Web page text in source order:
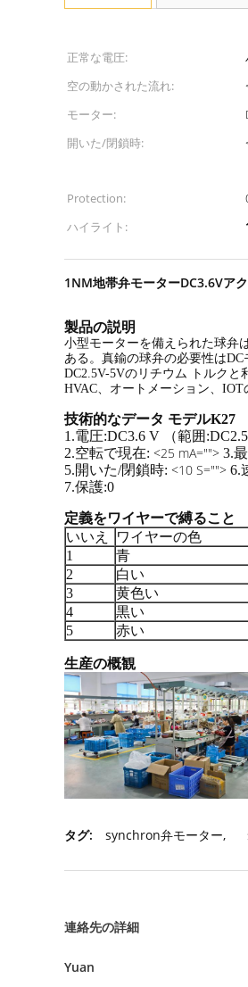
正常な電圧:
空の動かされた流れ:
モーター:
開いた/閉鎖時:
Protection:
ハイライト:
1NM地帯弁モーターDC3.6Vア
製品の説明
小型モーターを備えられた球弁
ある。真鍮の球弁の必要性は
DC2.5V-5Vのリチウム トルクと
HVAC、オートメーション、
技術的なデータ モデルK27
1.電圧:DC3.6 V （範囲
2.空転で現在: <25 mA=""> 3.
5.開いた/閉鎖時: <10 S=""> 6.
7.保護:0
定義をワイヤーで縛ること
いいえ
ワイヤーの色
1
青
2
白い
3
黄色い
4
黒い
5
赤い
生産の概観
タグ: synchron弁モーター,
連絡先の詳細
Yuan